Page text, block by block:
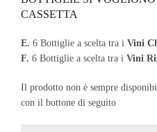
CASSETTA
E. 6 Bottiglie a scelta tra i Vini
F. 6 Bottiglie a scelta tra i Vini
Il prodotto non è sempre
con il bottone di seguito